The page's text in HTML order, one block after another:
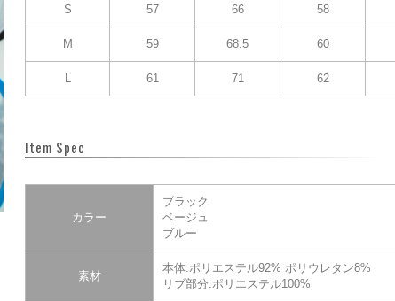
S 57 66 58
M 59 68.5 60
L 61 71 62
Item Spec
カラー
ブラック
ベージュ
ブルー
素材
本体:ポリエステル92% ポリウレタン8%
リブ部分:ポリエステル100%